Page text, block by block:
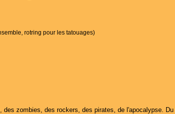
rotring pour les tatouages)
zombies, des rockers, des pirates, de l'apocalypse.